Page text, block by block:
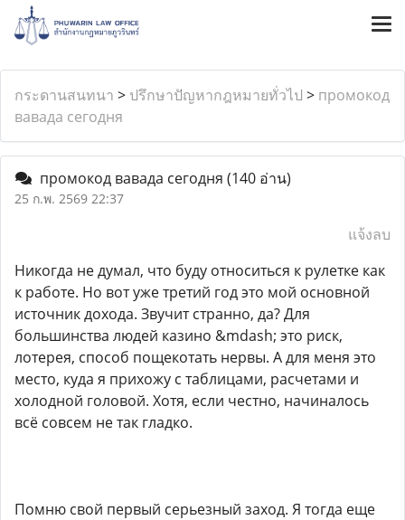
กระดานสนทนา > ปรึกษาปัญหากฎหมายทั่วไป > промокод
вавада сегодня
промокод вавада сегодня (140 อ่าน)
25 ก.พ. 2569 22:37
แจ้งลบ
Никогда не думал, что буду относиться к рулетке как
к работе. Но вот уже третий год это мой основной
источник дохода. Звучит странно, да? Для
большинства людей казино &mdash; это риск,
лотерея, способ пощекотать нервы. А для меня это
место, куда я прихожу с таблицами, расчетами и
холодной головой. Хотя, если честно, начиналось
всё совсем не так гладко.
Помню свой первый серьезный заход. Я тогда еще